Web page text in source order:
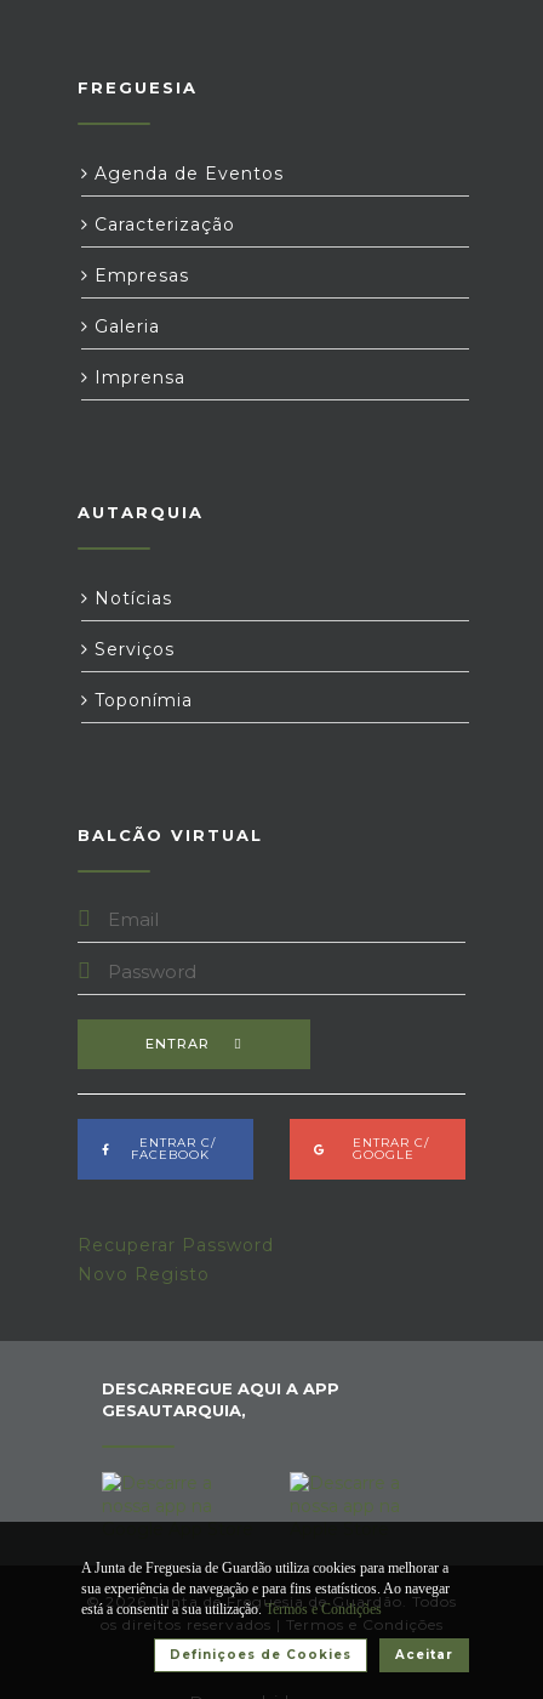
FREGUESIA
Agenda de Eventos
Caracterização
Empresas
Galeria
Imprensa
AUTARQUIA
Notícias
Serviços
Toponímia
BALCÃO VIRTUAL
ENTRAR
ENTRAR C/
FACEBOOK
ENTRAR C/
GOOGLE
Recuperar Password
Novo Registo
DESCARREGUE AQUI A APP
GESAUTARQUIA,
© 2026 Junta de Freguesia de Guardão. Todos
os direitos reservados | Termos e Condições
A Junta de Freguesia de Guardão utiliza cookies para melhorar a
sua experiência de navegação e para fins estatísticos. Ao navegar
está a consentir a sua utilização.Termos e Condições
Aceitar
Definiçoes de Cookies